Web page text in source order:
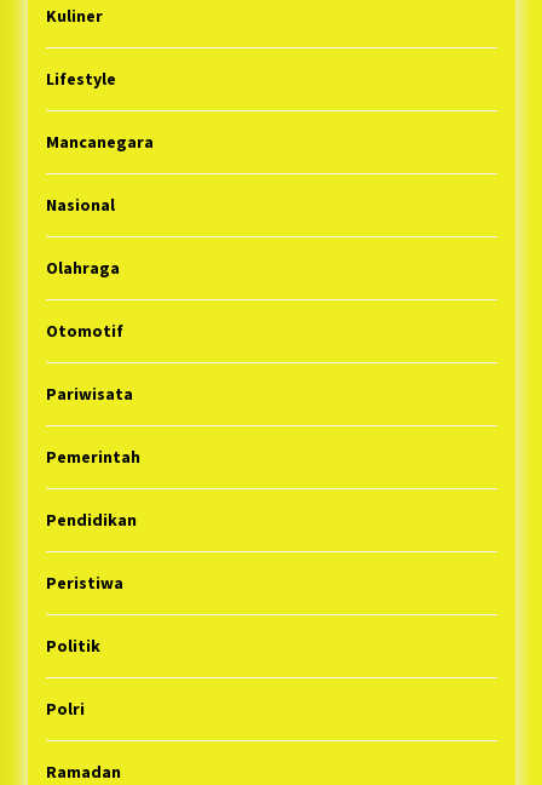
Kuliner
Lifestyle
Mancanegara
Nasional
Olahraga
Otomotif
Pariwisata
Pemerintah
Pendidikan
Peristiwa
Politik
Polri
Ramadan